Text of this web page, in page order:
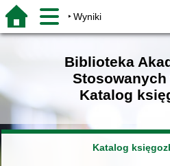
Wyniki
Biblioteka
Stosowanych
Katalog
Katalog